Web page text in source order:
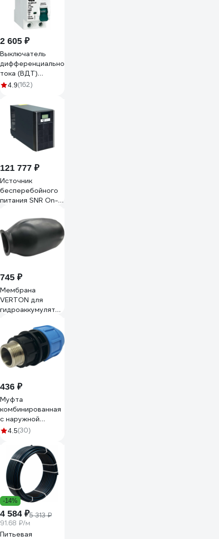
2 605 ₽
Выключатель
дифференциального
тока (ВДТ)
DEKraft УЗО-03, 2
A, 6 кА 14264DEK
4.9(162)
121 777 ₽
Источник
бесперебойного
питания SNR On-
10кВА/10кВт, без
АКБ (ток заряда
12А) SNR-UPS-
ONT-010-BXL31
745 ₽
Мембрана
VERTON для
гидроаккумулятора
01.14120.26788
436 ₽
Муфта
комбинированная
с наружной
трубной резьбой
4.5(30)
-14%
4 584 ₽5 313 ₽
91.68 ₽/м
Питьевая